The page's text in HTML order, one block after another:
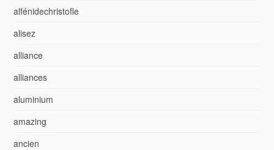
alfénidechristofle
alisez
alliance
alliances
aluminium
amazing
ancien